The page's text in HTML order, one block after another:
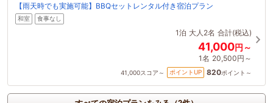
【雨天時でも実施可能】BBQセットレンタル付き宿泊プラン
和室 食事なし
1泊 大人2名 合計(税込)
41,000円～
1名 20,500円～
41,000スコア～ ポイントUP 820ポイント～